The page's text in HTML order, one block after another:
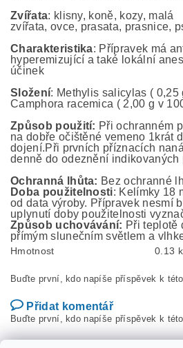
Zvířata: klisny, koně, kozy, malá
zvířata, ovce, prasata, prasnice,
Charakteristika: Přípravek má
hyperemizující a také lokální
účinek
Složení: Methylis salicylas ( 0,25
Camphora racemica ( 2,00 g v
Způsob použití: Při ochranném
na dobře očištěné vemeno 1krát
dojení.Při prvních příznacích
denně do odeznění indikovaných
Ochranná lhůta: Bez ochranné
Doba použitelnosti: Kelímky 18
od data výroby. Přípravek nesmí
uplynutí doby použitelnosti
Způsob uchovávání: Při teplotě
přímým slunečním světlem a
Hmotnost 0.13
Buďte první, kdo napíše příspěvek k
Přidat komentář
Buďte první, kdo napíše příspěvek k